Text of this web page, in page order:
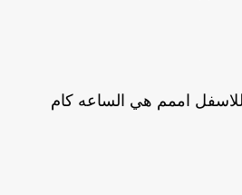
اممم هي الساعه كام